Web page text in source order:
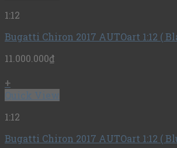
1:12
Bugatti Chiron 2017 AUTOart 1:12 (
11.000.000₫
+
Quick View
1:12
Bugatti Chiron 2017 AUTOart 1:12 (